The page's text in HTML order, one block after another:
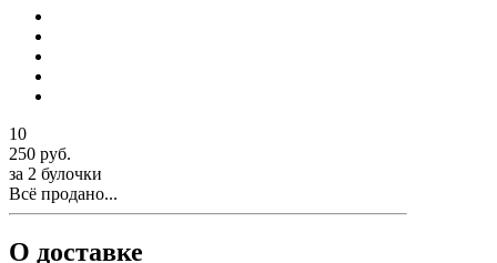
10
250 руб.
за 2 булочки
Всё продано...
О доставке